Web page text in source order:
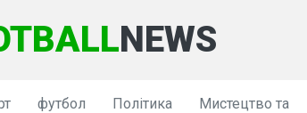
NEWS
футбол Політика
Мистецтво та